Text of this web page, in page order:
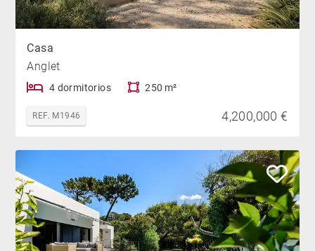
Casa
Anglet
4 dormitorios 250 m²
REF. M1946 4,200,000 €